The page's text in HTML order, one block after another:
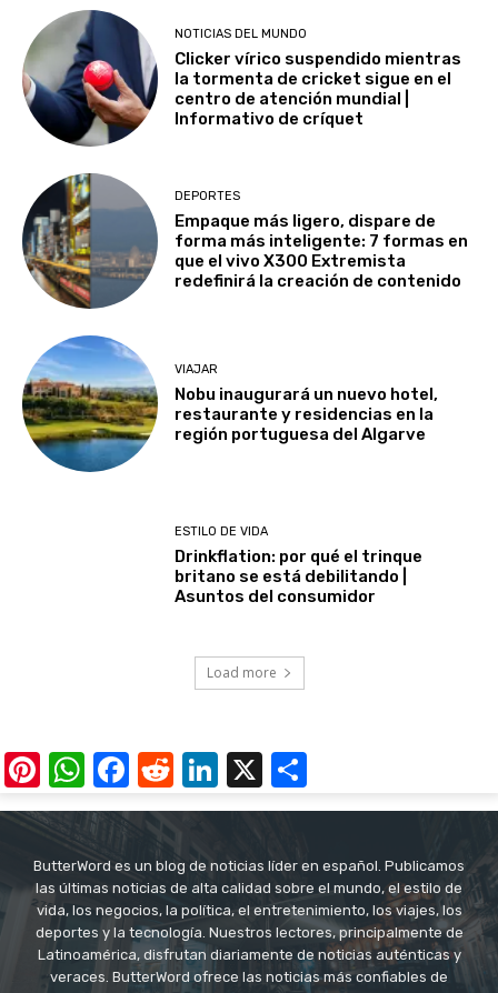
NOTICIAS DEL MUNDO
Clicker vírico suspendido mientras
la tormenta de cricket sigue en el
centro de atención mundial |
Informativo de críquet
DEPORTES
Empaque más ligero, dispare de
forma más inteligente: 7 formas en
que el vivo X300 Extremista
redefinirá la creación de contenido
VIAJAR
Nobu inaugurará un nuevo hotel,
restaurante y residencias en la
región portuguesa del Algarve
ESTILO DE VIDA
Drinkflation: por qué el trinque
britano se está debilitando |
Asuntos del consumidor
Load more
Pinterest
WhatsApp
Facebook
RedditLinkedIn
X
ButterWord es un blog de noticias líder en español. Publicamos
las últimas noticias de alta calidad sobre el mundo, el estilo de
vida, los negocios, la política, el entretenimiento, los viajes, los
deportes y la tecnología. Nuestros lectores, principalmente de
Latinoamérica, disfrutan diariamente de noticias auténticas y
veraces. ButterWord ofrece las noticias más confiables de